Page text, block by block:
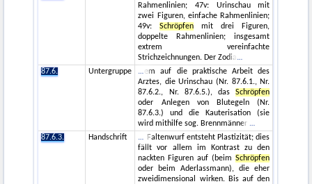
Rahmenlinien; 47v: Urinschau mit
zwei Figuren, einfache Rahmenlinien;
49v:Schröpfen mit drei Figuren,
doppelte Rahmenlinien; insgesamt
extrem vereinfachte
Strichzeichnungen. Der Zodia
87.6.
Untergruppe
em auf die praktische Arbeit des
Arztes, die Urinschau (Nr. 87.6.1., Nr.
87.6.2., Nr. 87.6.5.), dasSchröpfen
oder Anlegen von Blutegeln (Nr.
87.6.3.) und die Kauterisation (sie
wird mithilfe sog. Brennmänner
87.6.3.
Handschrift
Faltenwurf entsteht Plastizität; dies
fällt vor allem im Kontrast zu den
nackten Figuren auf (beimSchröpfen
oder beim Aderlassmann), die eher
zweidimensional wirken. Bis auf den